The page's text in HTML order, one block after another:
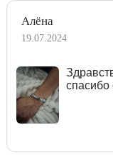
Алёна
19.07.2024
спасибо